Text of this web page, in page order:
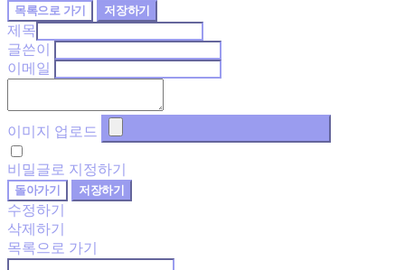
목록으로 가기 저장하기
제목
글쓴이
이메일
이미지 업로드
비밀글로 지정하기
돌아가기 저장하기
수정하기
삭제하기
목록으로 가기